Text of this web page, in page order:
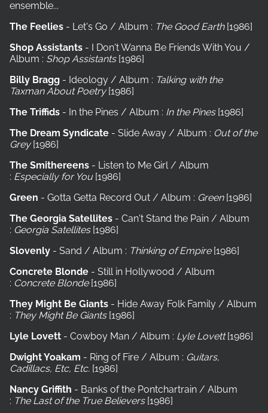
ensemble...
The Feelies - Let's Go / Album : The Good Earth [1986]
Shop Assistants - I Don't Wanna Be Friends With You /
Album : Shop Assistants [1986]
Billy Bragg - Ideology / Album : Talking with the
Taxman About Poetry [1986]
The Triffids - In the Pines / Album : In the Pines [1986]
The Dream Syndicate - Slide Away / Album : Out of the
Grey [1986]
The Smithereens - Listen to Me Girl / Album
: Especially for You [1986]
Green - Gotta Getta Record Out / Album : Green [1986]
The Georgia Satellites - Can't Stand the Pain / Album
: Georgia Satellites [1986]
Slovenly - Sand / Album : Thinking of Empire [1986]
Concrete Blonde - Still in Hollywood / Album
: Concrete Blonde [1986]
They Might Be Giants - Hide Away Folk Family / Album
: They Might Be Giants[1986]
Lyle Lovett - Cowboy Man / Album : Lyle Lovett[1986]
Dwight Yoakam - Ring of Fire / Album : Guitars,
Cadillacs, Etc, Etc. [1986]
Nancy Griffith - Banks of the Pontchartrain / Album
: The Last of the True Believers [1986]